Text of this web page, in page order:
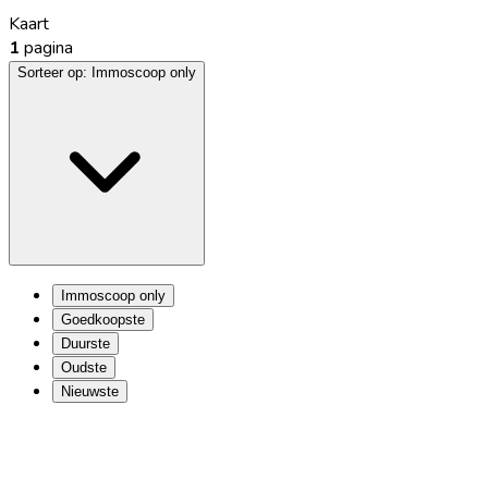
Kaart
1 pagina
Sorteer op: Immoscoop only
Immoscoop only
Goedkoopste
Duurste
Oudste
Nieuwste